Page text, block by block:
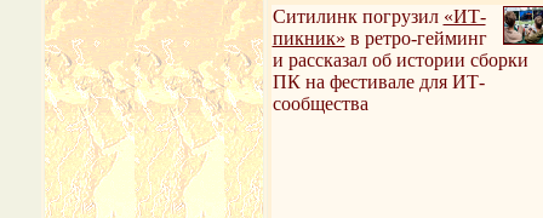
Ситилинк погрузил «ИТ-
пикник» в ретро-гейминг
и рассказал об истории сборки
ПК на фестивале для ИТ-
сообщества